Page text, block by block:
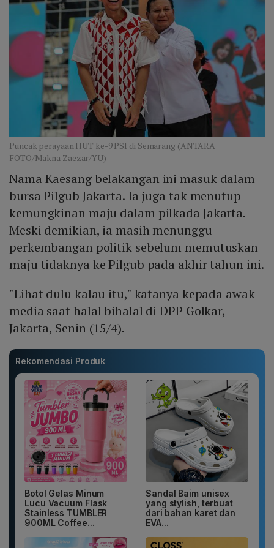
Puncak perayaan HUT ke-9 PSI di Semarang (ANTARA
FOTO/Makna Zaezar/YU)
Nama Kaesang belakangan ini masuk dalam
bursa Pilgub Jakarta. Ia juga tak menutup
kemungkinan maju dalam pilkada Jakarta.
Meski demikian, ia masih menunggu
perkembangan politik sebelum memutuskan
maju tidaknya ke Pilgub pada akhir tahun ini.
"Lihat dulu kalau itu," katanya kepada awak
media saat halal bihalal di DPP Golkar,
Jakarta, Senin (15/4).
Rekomendasi Produk
Botol Gelas Minum
Lucu Vacuum Flask
Stainless TUMBLER
900ML Coffee...
Sandal Baim unisex
yang stylish, terbuat
dari bahan karet dan
EVA...